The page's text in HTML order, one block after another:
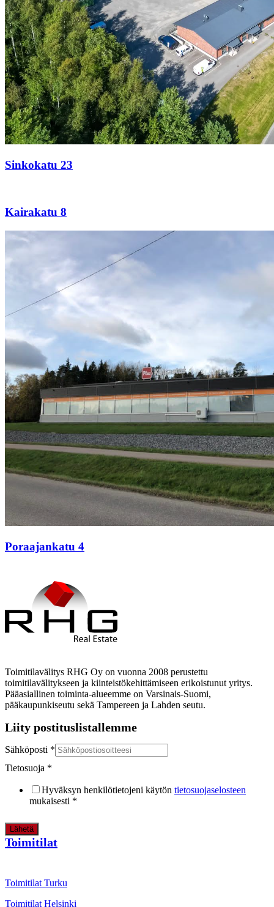
Sinkokatu 23
Kairakatu 8
Poraajankatu
Poraajankatu 4
Toimitilavälitys RHG Oy on vuonna 2008 perustettu
toimitilavälitykseen ja kiinteistökehittämiseen erikoistunut yritys.
Pääasiallinen toiminta-alueemme on Varsinais-Suomi,
pääkaupunkiseutu sekä Tampereen ja Lahden seutu.
Liity postituslistallemme
Sähköposti *
Tietosuoja *
Hyväksyn henkilötietojeni käytön tietosuojaselosteen
mukaisesti *
Lähetä
Toimitilat
Toimitilat Turku
Toimitilat Helsinki